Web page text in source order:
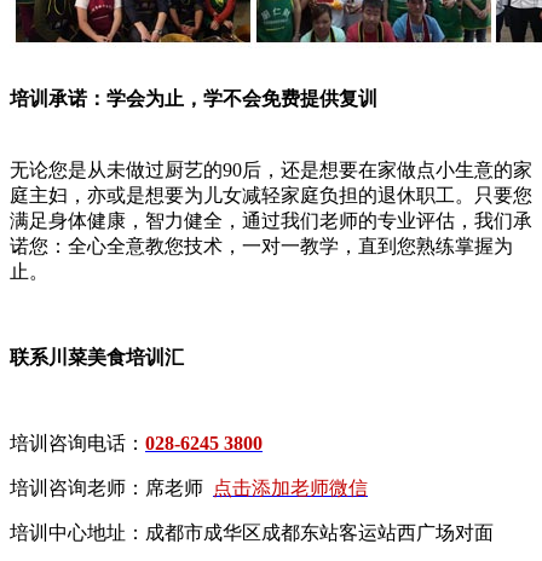
培训承诺：学会为止，学不会免费提供复训
无论您是从未做过厨艺的90后，还是想要在家做点小生意的家
庭主妇，亦或是想要为儿女减轻家庭负担的退休职工。只要您
满足身体健康，智力健全，通过我们老师的专业评估，我们承
诺您：全心全意教您技术，一对一教学，直到您熟练掌握为
止。
联系川菜美食培训汇
培训咨询电话： 028-6245 3800
培训咨询老师：席老师 点击添加老师微信
培训中心地址：成都市成华区成都东站客运站西广场对面